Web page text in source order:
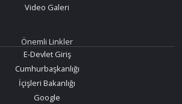
Video Galeri
Önemli Linkler
E-Devlet Giriş
Cumhurbaşkanlığı
İçişleri Bakanlığı
Google